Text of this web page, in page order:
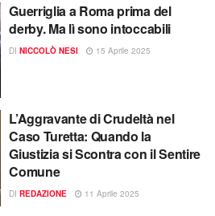
Guerriglia a Roma prima del
derby. Ma lì sono intoccabili
DI NICCOLÒ NESI 15 Aprile 2025
L’Aggravante di Crudeltà nel
Caso Turetta: Quando la
Giustizia si Scontra con il Sentire
Comune
DI REDAZIONE 11 Aprile 2025